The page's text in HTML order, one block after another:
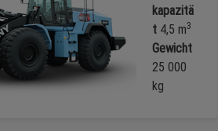
kapazitä
t 4,5 m3
Gewicht
25 000
kg